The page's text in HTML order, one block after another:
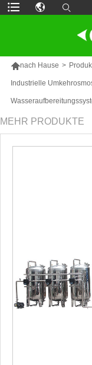
nach Hause >
Industrielle
MEHR PRODUKTE